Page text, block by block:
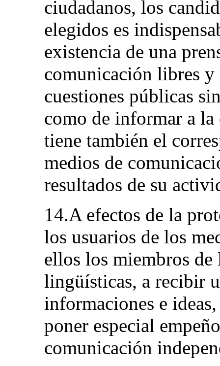
ciudadanos, los
elegidos es
existencia de una
comunicación libres y
cuestiones públicas
como de informar a
tiene también el
medios de
resultados de su
14.A efectos de la
los usuarios de los
ellos los miembros
lingüísticas, a recibir
informaciones e
poner especial
comunicación